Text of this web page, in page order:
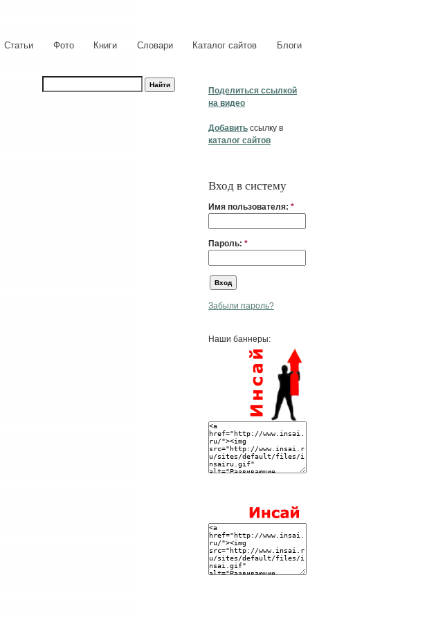
Статьи Фото Книги Словари Каталог сайтов Блоги
Поделиться ссылкой
на видео
Добавить ссылку в
каталог сайтов
Вход в систему
Имя пользователя: *
Пароль: *
Забыли пароль?
Наши баннеры: